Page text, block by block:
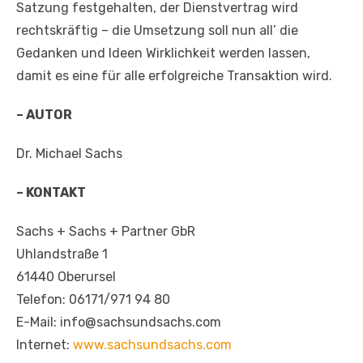
Satzung festgehalten, der Dienstvertrag wird
rechtskräftig – die Umsetzung soll nun all’ die
Gedanken und Ideen Wirklichkeit werden lassen,
damit es eine für alle erfolgreiche Transaktion wird.
– AUTOR
Dr. Michael Sachs
– KONTAKT
Sachs + Sachs + Partner GbR
Uhlandstraße 1
61440 Oberursel
Telefon: 06171/971 94 80
E-Mail: info@sachsundsachs.com
Internet: www.sachsundsachs.com